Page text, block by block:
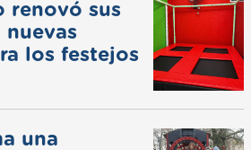
renovó sus
nuevas
los festejos
una